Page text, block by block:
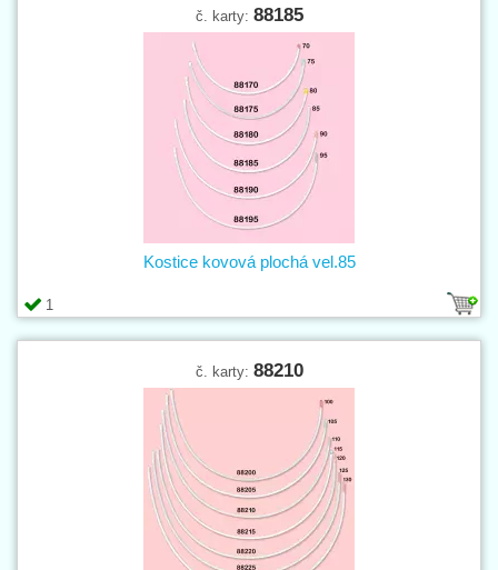
č. karty: 88185
1
Kostice kovová plochá vel.85
č. karty: 88210